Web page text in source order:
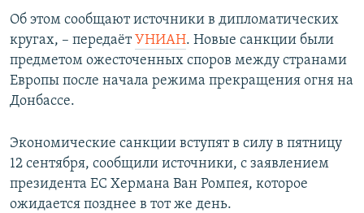
СОВЕТЫ ПРАВОЗАЩИТНИКОВ
ПРОПАВШИЕ БЕЗ ВЕСТИ
ПОБЕДИТЕЛЕЙ НЕ СУДЯТ?
ELIFBE
УКРАИНСКАЯ ПРОБЛЕМА КРЫМА
Українською
Qırımtatar
ПРИСОЕДИНЯЙТЕСЬ!
Все сайты RFE/RL
Об этом сообщают источники в дипломатических
кругах, – передаётУНИАН. Новые санкции были
предметом ожесточенных споров между странами
Европы после начала режима прекращения огня на
Донбассе.
Экономические санкции вступят в силу в пятницу
12 сентября, сообщили источники, с заявлением
президента ЕС Хермана Ван Ромпея, которое
ожидается позднее в тот же день.